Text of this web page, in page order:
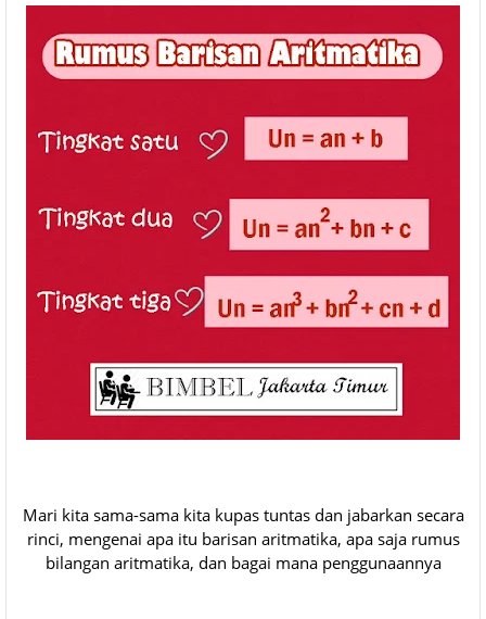
Mari kita sama-sama kita kupas tuntas dan jabarkan secara
rinci, mengenai apa itu barisan aritmatika, apa saja rumus
bilangan aritmatika, dan bagai mana penggunaannya